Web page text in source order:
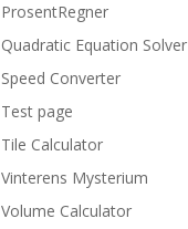
ProsentRegner
Quadratic Equation Solver
Speed Converter
Test page
Tile Calculator
Vinterens Mysterium
Volume Calculator